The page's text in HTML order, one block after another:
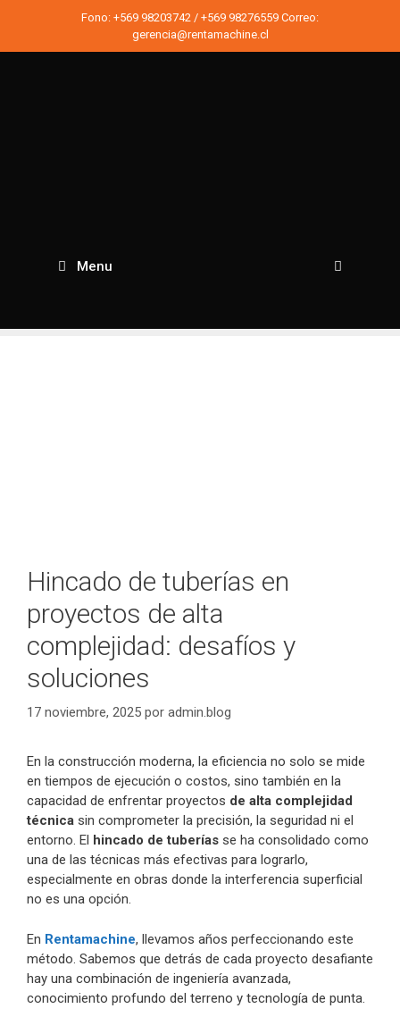
contenido
Fono: +569 98203742 / +569 98276559 Correo:
gerencia@rentamachine.cl
Menu
Hincado de tuberías en
proyectos de alta
complejidad: desafíos y
soluciones
17 noviembre, 2025 por admin.blog
En la construcción moderna, la eficiencia no solo se mide
en tiempos de ejecución o costos, sino también en la
capacidad de enfrentar proyectos de alta complejidad
técnica sin comprometer la precisión, la seguridad ni el
entorno. El hincado de tuberías se ha consolidado como
una de las técnicas más efectivas para lograrlo,
especialmente en obras donde la interferencia superficial
no es una opción.
En Rentamachine, llevamos años perfeccionando este
método. Sabemos que detrás de cada proyecto desafiante
hay una combinación de ingeniería avanzada,
conocimiento profundo del terreno y tecnología de punta.